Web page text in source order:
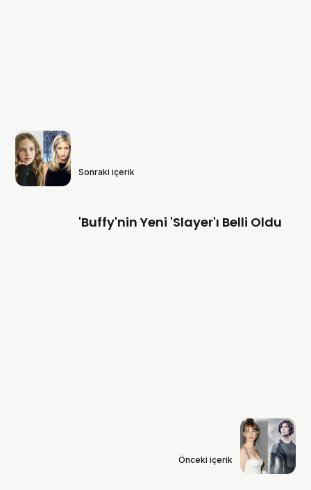
Sonraki içerik
'Buffy'nin Yeni 'Slayer'ı Belli Oldu
Önceki içerik